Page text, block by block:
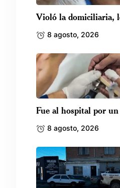
Violó la domiciliaria,
8 agosto, 2026
Fue al hospital por
8 agosto, 2026